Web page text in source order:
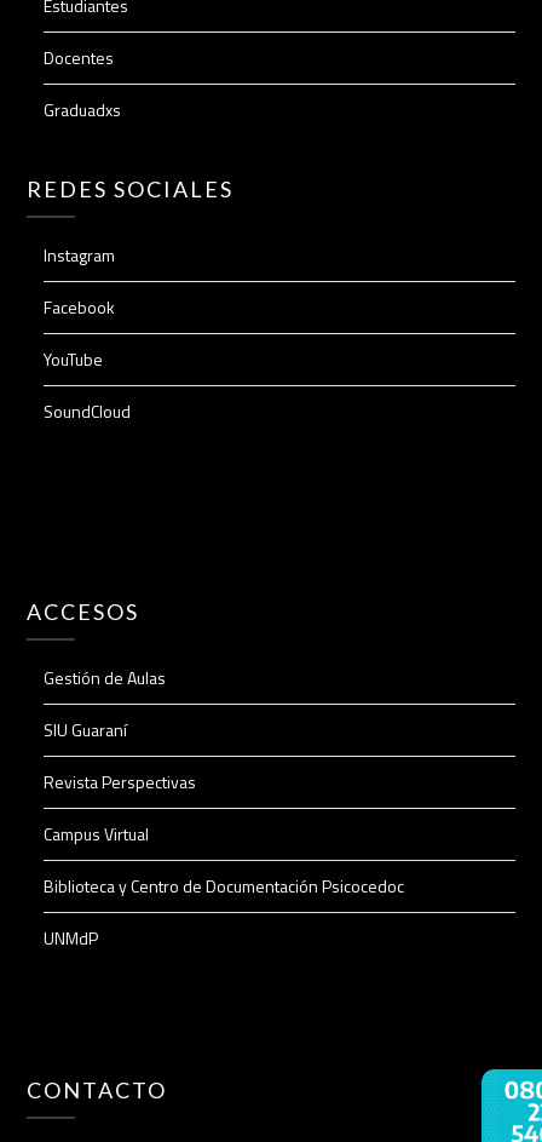
Estudiantes
Docentes
Graduadxs
REDES SOCIALES
Instagram
Facebook
YouTube
SoundCloud
ACCESOS
Gestión de Aulas
SIU Guaraní
Revista Perspectivas
Campus Virtual
Biblioteca y Centro de Documentación Psicocedoc
UNMdP
CONTACTO